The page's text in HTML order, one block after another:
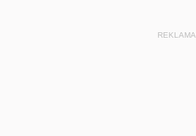
REKLAMA